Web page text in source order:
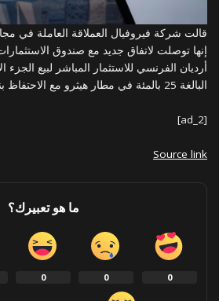
قالت شركة فيروفيال العملاقة العاملة في مجال
إنها توصلت لاتفاق جديد مع صندوق
أرديان الفرنسي للاستثمار المباشر لبيع
البالغة 25 بالمئة في مطار هيثرو مع الاحتفاظ بنحو 5.25 بالمئة.
[ad_2]
Source link
ما هو تعبيرك؟
0
0
0